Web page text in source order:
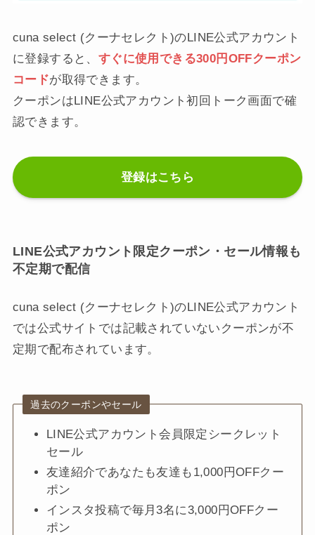
cuna select (クーナセレクト)のLINE公式アカウント
に登録すると、 すぐに使用できる300円OFFクーポン
コードが取得できます。
クーポンはLINE公式アカウント初回トーク画面で確
認できます。
登録はこちら
LINE公式アカウント限定クーポン・セール情報も
不定期で配信
cuna select (クーナセレクト)のLINE公式アカウント
では公式サイトでは記載されていないクーポンが不
定期で配布されています。
過去のクーポンやセール
LINE公式アカウント会員限定シークレット
セール
友達紹介であなたも友達も1,000円OFFクー
ポン
インスタ投稿で毎月3名に3,000円OFFクー
ポン